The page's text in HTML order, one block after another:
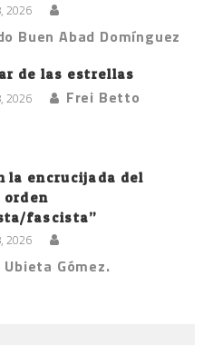
2026
Buen Abad Domínguez
de las estrellas
2026 Frei Betto
la encrucijada del
orden
fascista”
2026
Gómez.